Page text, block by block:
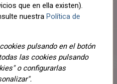
que en ella existen).
nuestra Política de
pulsando en el botón
las cookies pulsando
o configurarlas